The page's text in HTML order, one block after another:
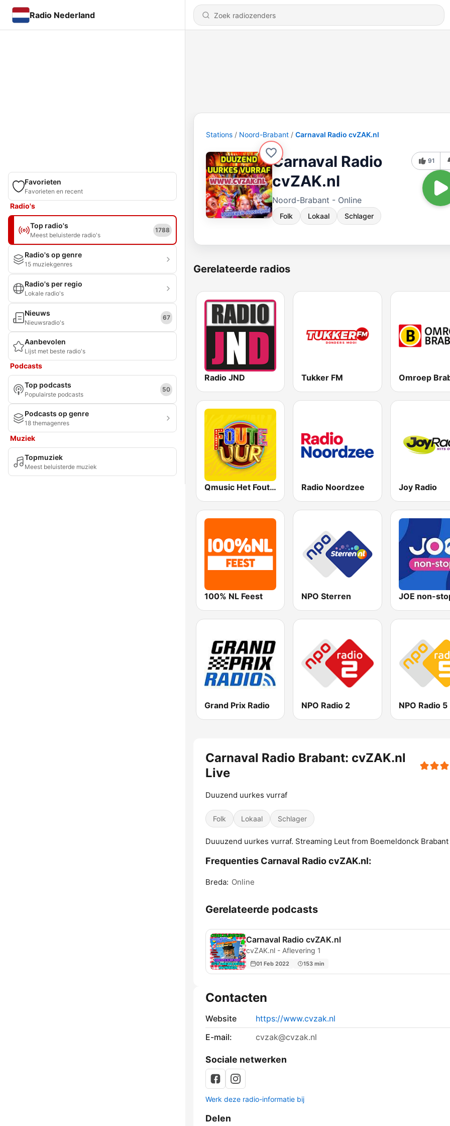
Radio Nederland
Favorieten
Favorieten en recent
Radio's
Top radio's
Meest beluisterde radio's
1788
Radio's op genre
15 muziekgenres
Radio's per regio
Lokale radio's
Nieuws
Nieuwsradio's
67
Aanbevolen
Lijst met beste radio's
Podcasts
Top podcasts
Populairste podcasts
50
Podcasts op genre
18 themagenres
Muziek
Topmuziek
Meest beluisterde muziek
Stations Noord-Brabant Carnaval Radio cvZAK.nl
Carnaval Radio
cvZAK.nl
Noord-Brabant - Online
Folk Lokaal Schlager
91
Gerelateerde radios
Radio JND Tukker FM Omroep
Qmusic Het Foute Uur Radio Noordzee Joy Radio
100% NL Feest NPO Sterren JOE non-
Grand Prix Radio NPO Radio 2 NPO Radio 5
Carnaval Radio Brabant: cvZAK.nl
Live
Duuzend uurkes vurraf
Folk Lokaal Schlager
Duuuzend uurkes vurraf. Streaming Leut from Boemeldonck Brabant
Frequenties Carnaval Radio cvZAK.nl:
Breda: Online
Gerelateerde podcasts
Carnaval Radio cvZAK.nl
cvZAK.nl - Aflevering 1
01 Feb 2022 153 min
Contacten
Website
https://www.cvzak.nl
E-mail:
cvzak@cvzak.nl
Sociale netwerken
Werk deze radio-informatie bij
Delen